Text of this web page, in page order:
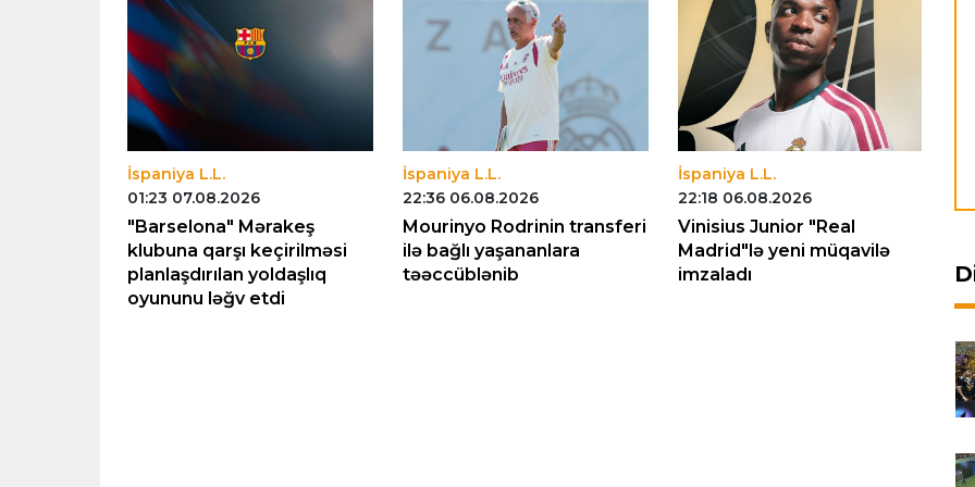
İspaniya L.L.
01:23 07.08.2026
"Barselona" Mərakeş
klubuna qarşı keçirilməsi
planlaşdırılan yoldaşlıq
oyununu ləğv etdi
İspaniya L.L.
22:36 06.08.2026
Mourinyo Rodrinin transferi
ilə bağlı yaşananlara
təəccüblənib
İspaniya L.L.
22:18 06.08.2026
Vinisius Junior "Real
Madrid"lə yeni müqavilə
imzaladı